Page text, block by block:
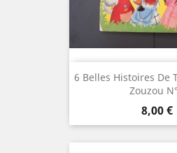
6 Belles Histoires De
Zouzou
Prix
8,00 €